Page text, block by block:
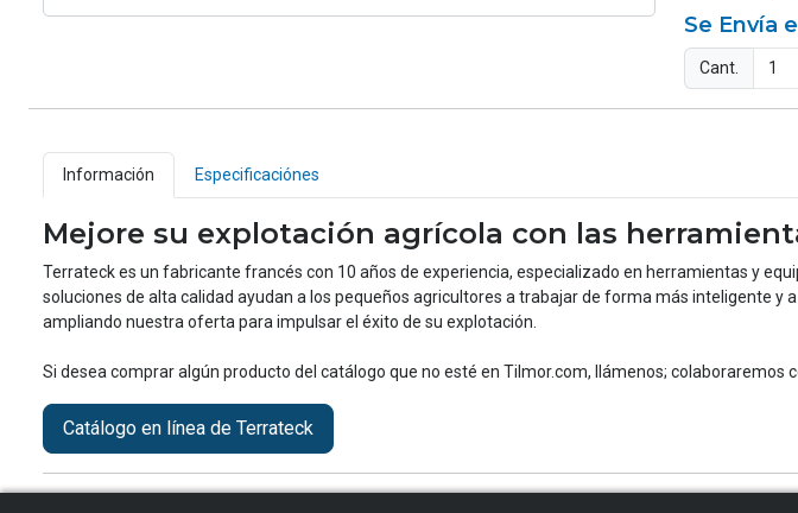
Se Envía
Cant.
Información Especificaciónes
Mejore su explotación agrícola con las
Terrateck es un fabricante francés con 10 años de experiencia, especializado en herramientas y
soluciones de alta calidad ayudan a los pequeños agricultores a trabajar de forma más inteligente
ampliando nuestra oferta para impulsar el éxito de su explotación.
Si desea comprar algún producto del catálogo que no esté en Tilmor.com, llámenos; colaboraremos
Catálogo en línea de Terrateck